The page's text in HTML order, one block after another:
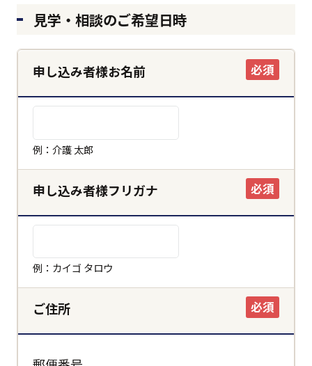
見学・相談のご希望日時
申し込み者様お名前 必須
例：介護 太郎
申し込み者様フリガナ 必須
例：カイゴ タロウ
ご住所 必須